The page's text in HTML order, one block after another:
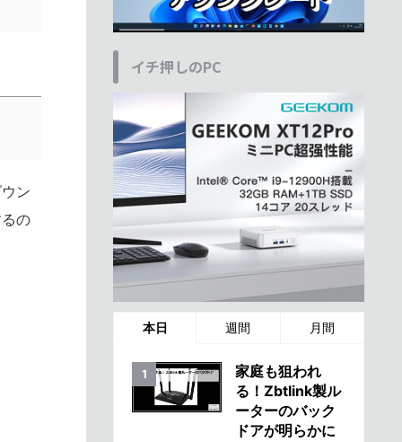
ン
の
イチ押しのPC
本日 週間 月間
家庭も狙われ
る！Zbtlink製ル
ーターのバック
ドアが明らかに